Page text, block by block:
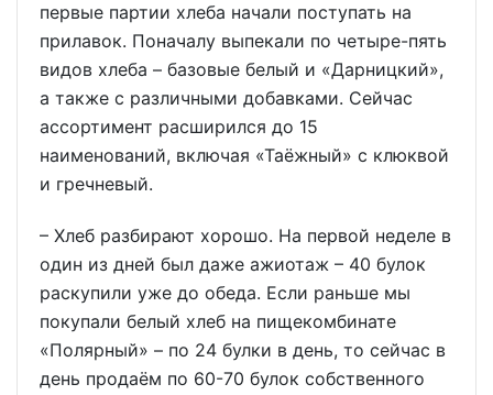
первые партии хлеба начали поступать на
прилавок. Поначалу выпекали по четыре-пять
видов хлеба – базовые белый и «Дарницкий»,
а также с различными добавками. Сейчас
ассортимент расширился до 15
наименований, включая «Таёжный» с клюквой
и гречневый.
– Хлеб разбирают хорошо. На первой неделе в
один из дней был даже ажиотаж – 40 булок
раскупили уже до обеда. Если раньше мы
покупали белый хлеб на пищекомбинате
«Полярный» – по 24 булки в день, то сейчас в
день продаём по 60-70 булок собственного